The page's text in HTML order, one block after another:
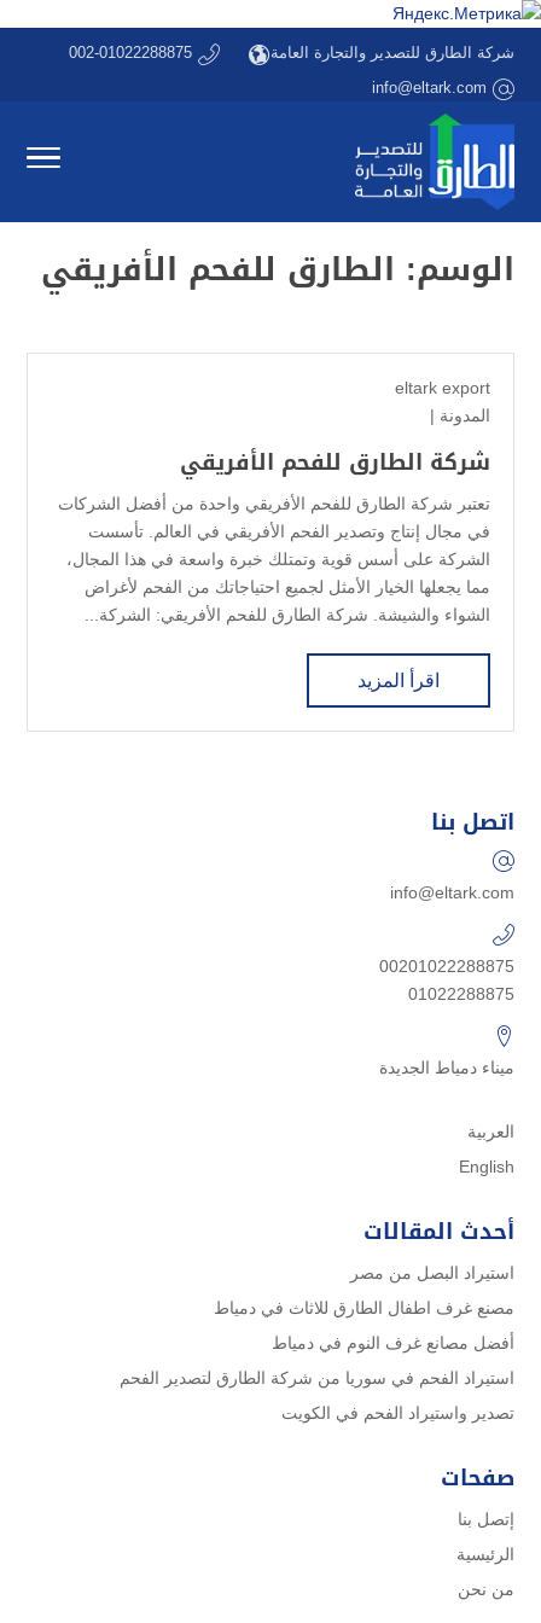
شركة الطارق للتصدير والتجارة العامة
002-01022288875
info@eltark.com
الوسم: الطارق للفحم الأفريقي
eltark export
المدونة |
شركة الطارق للفحم الأفريقي
تعتبر شركة الطارق للفحم الأفريقي واحدة من أفضل الشركات
في مجال إنتاج وتصدير الفحم الأفريقي في العالم. تأسست
الشركة على أسس قوية وتمتلك خبرة واسعة في هذا المجال،
مما يجعلها الخيار الأمثل لجميع احتياجاتك من الفحم لأغراض
الشواء والشيشة. شركة الطارق للفحم الأفريقي: الشركة...
اقرأ المزيد
اتصل بنا
info@eltark.com
00201022288875
01022288875
ميناء دمياط الجديدة
العربية
English
أحدث المقالات
استيراد البصل من مصر
مصنع غرف اطفال الطارق للاثاث في دمياط
أفضل مصانع غرف النوم في دمياط
استيراد الفحم في سوريا من شركة الطارق لتصدير الفحم
تصدير واستيراد الفحم في الكويت
صفحات
إتصل بنا
الرئيسية
من نحن